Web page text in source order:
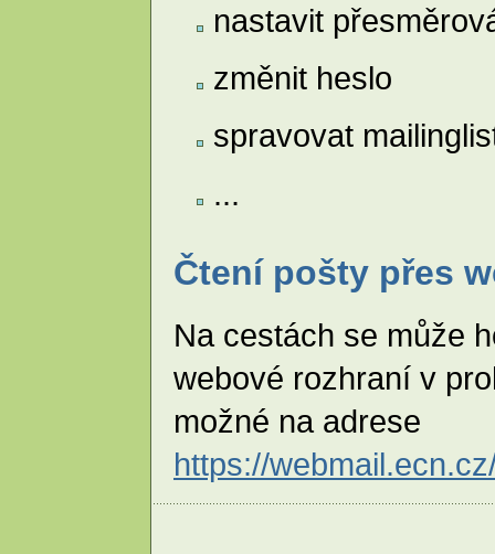
nastavit
změnit heslo
spravovat
...
Čtení pošty přes
Na cestách se může
webové rozhraní v
možné na adrese
https://